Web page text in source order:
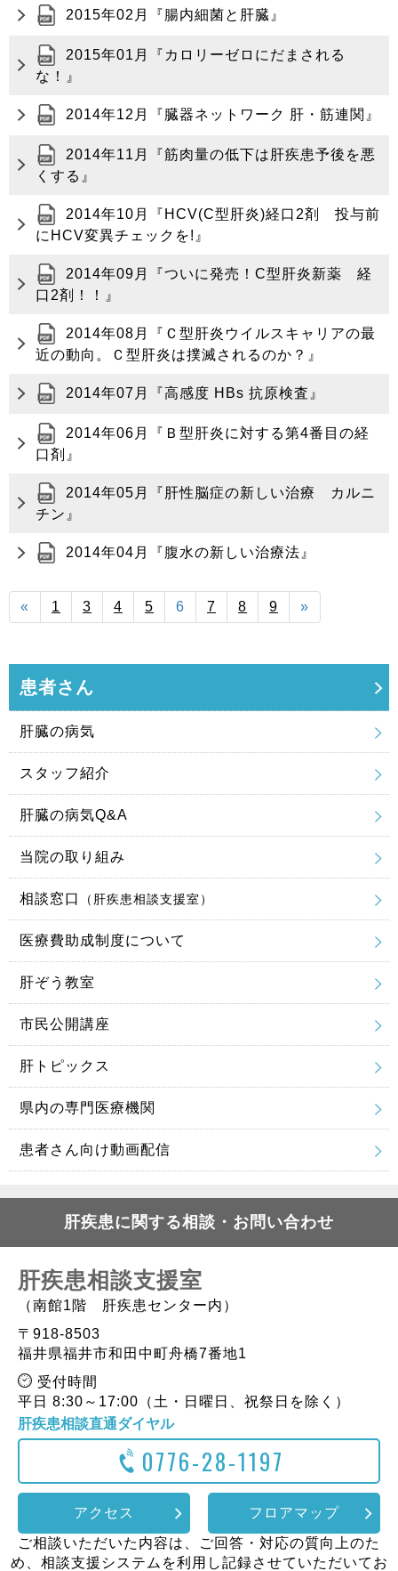
2015年02月『腸内細菌と肝臓』
2015年01月『カロリーゼロにだまされる
な！』
2014年12月『臓器ネットワーク 肝・筋連関』
2014年11月『筋肉量の低下は肝疾患予後を悪
くする』
2014年10月『HCV(C型肝炎)経口2剤 投与前
にHCV変異チェックを!』
2014年09月『ついに発売！C型肝炎新薬 経
口2剤！！』
2014年08月『Ｃ型肝炎ウイルスキャリアの最
近の動向。Ｃ型肝炎は撲滅されるのか？』
2014年07月『高感度 HBs 抗原検査』
2014年06月『Ｂ型肝炎に対する第4番目の経
口剤』
2014年05月『肝性脳症の新しい治療 カルニ
チン』
2014年04月『腹水の新しい治療法』
«
へ
1 3 4 5 6 7 8 9 »
へ
患者さん
肝臓の病気
スタッフ紹介
肝臓の病気Q&A
当院の取り組み
相談窓口 （肝疾患相談支援室）
医療費助成制度について
肝ぞう教室
市民公開講座
肝トピックス
県内の専門医療機関
患者さん向け動画配信
肝疾患に関する相談・お問い合わせ
肝疾患相談支援室
（南館1階 肝疾患センター内）
〒918-8503
福井県福井市和田中町舟橋7番地1
受付時間
平日 8:30～17:00（土・日曜日、祝祭日を除く）
肝疾患相談直通ダイヤル
0776-28-1197
アクセス
フロアマップ
ご相談いただいた内容は、ご回答・対応の質向上のた
め、相談支援システムを利用し記録させていただいてお